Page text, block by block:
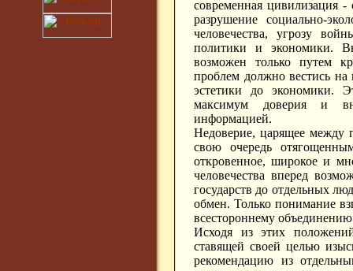
современная цивилизация -
разрушение социально-
человечества, угрозу
политики и экономики.
возможен только путем
проблем должно вестись
эстетики до экономики.
максимум доверия и
информацией.
Недоверие, царящее между
свою очередь
откровенное, широкое и
человечества вперед
государств до отдельных
обмен. Только понимание
всестороннему
Исходя из этих
ставящей своей целью
рекомендацию из